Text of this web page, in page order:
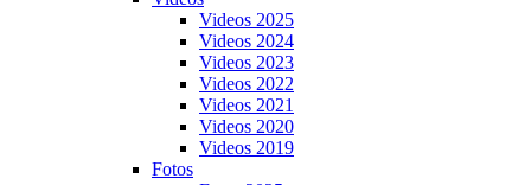
Videos 2025
Videos 2024
Videos 2023
Videos 2022
Videos 2021
Videos 2020
Videos 2019
Fotos